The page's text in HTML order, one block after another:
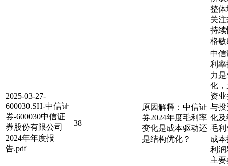
整
关
持
格
2025-03-27-
600030.SH-中信证
券-600030中信证
券股份有限公司
2024年年度报
告.pdf
38
原因解释：中信证
券2024年度毛利率
变化是成本驱动还
是结构优化？
中信
利
力
化
资
与
化
毛
成
利
主